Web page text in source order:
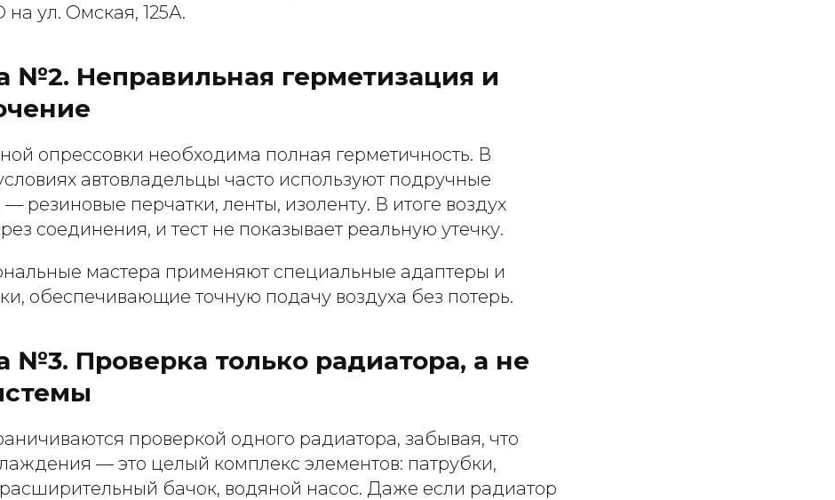
на ул. Омская, 125А.
№2. Неправильная герметизация и
опрессовки необходима полная герметичность. В
автовладельцы часто используют подручные
резиновые перчатки, ленты, изоленту. В итоге воздух
соединения, и тест не показывает реальную утечку.
мастера применяют специальные адаптеры и
обеспечивающие точную подачу воздуха без потерь.
№3. Проверка только радиатора, а не
проверкой одного радиатора, забывая, что
— это целый комплекс элементов: патрубки,
расширительный бачок, водяной насос. Даже если радиатор